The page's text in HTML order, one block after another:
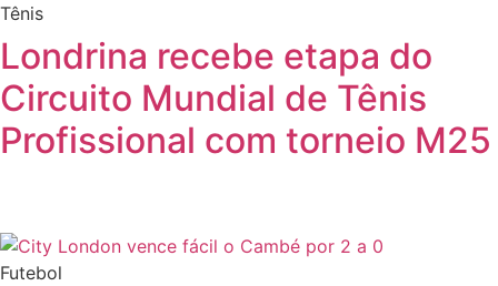
Tênis
Londrina recebe etapa do
Circuito Mundial de Tênis
Profissional com torneio M25
Futebol